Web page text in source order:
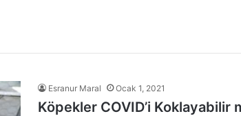
Esranur Maral Ocak 1, 2021
Köpekler COVID’i Koklayabilir